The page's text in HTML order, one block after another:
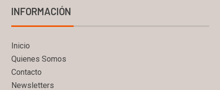
INFORMACIÓN
Inicio
Quienes Somos
Contacto
Newsletters